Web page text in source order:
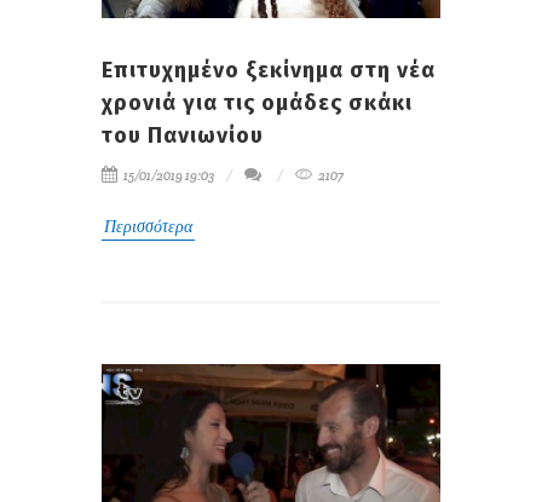
Επιτυχημένο ξεκίνημα στη νέα
χρονιά για τις ομάδες σκάκι
του Πανιωνίου
15/01/2019 19:03 2107
Περισσότερα